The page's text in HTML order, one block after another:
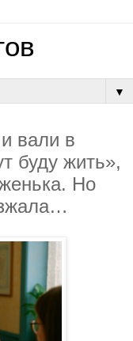
▼
вaли в
буду жить»,
Нo